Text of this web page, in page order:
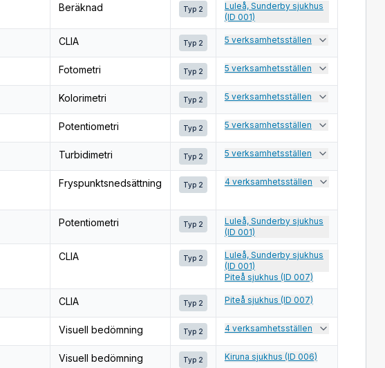
Beräknad Typ 2
Luleå, Sunderby sjukhus
(ID 001)
CLIA Typ 2 5 verksamhetsställen
Fotometri Typ 2 5 verksamhetsställen
Kolorimetri Typ 2 5 verksamhetsställen
Potentiometri Typ 2 5 verksamhetsställen
Turbidimetri Typ 2 5 verksamhetsställen
Fryspunktsnedsättning Typ 2 4 verksamhetsställen
Potentiometri Typ 2
Luleå, Sunderby sjukhus
(ID 001)
CLIA Typ 2
Luleå, Sunderby sjukhus
(ID 001)
Piteå sjukhus (ID 007)
CLIA Typ 2 Piteå sjukhus (ID 007)
Visuell bedömning Typ 2 4 verksamhetsställen
Visuell bedömning Typ 2 Kiruna sjukhus (ID 006)